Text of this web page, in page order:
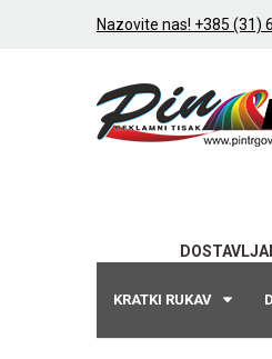
Nazovite nas! +385 (31)
KRATKI RUKAV